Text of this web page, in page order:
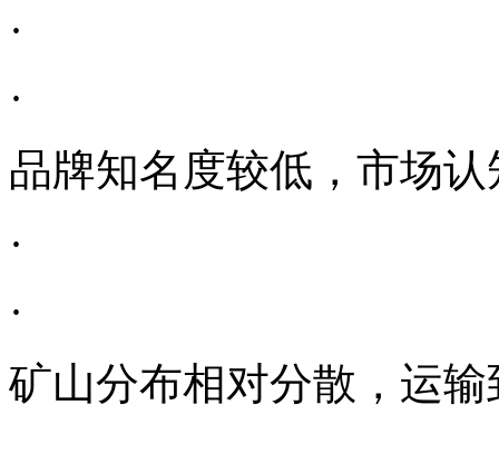
·
·
品牌知名度较低，市场
·
·
矿山分布相对分散，运